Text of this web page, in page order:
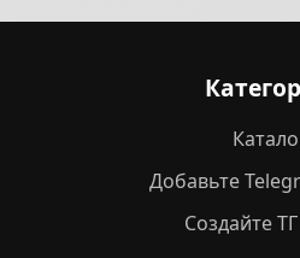
Добавьте
Создайте